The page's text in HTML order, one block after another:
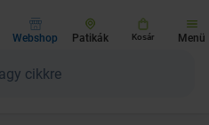
Webshop Patikák Kosár Menü